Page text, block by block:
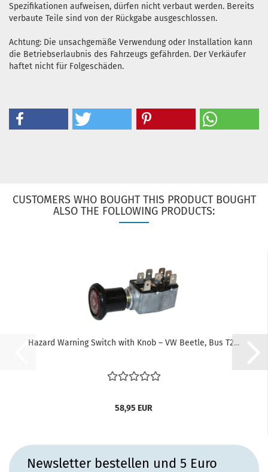
Spezifikationen aufweisen, dürfen nicht verbaut werden. Bereits
verbaute Teile sind von der Rückgabe ausgeschlossen.
Achtung: Die unsachgemäße Verwendung oder Installation kann
die Betriebserlaubnis des Fahrzeugs gefährden. Der Verkäufer
haftet nicht für Folgeschäden.
CUSTOMERS WHO BOUGHT THIS PRODUCT BOUGHT
ALSO THE FOLLOWING PRODUCTS:
Hazard Warning Switch with Knob – VW Beetle, Bus T2...
58,95 EUR
Newsletter bestellen und 5 Euro